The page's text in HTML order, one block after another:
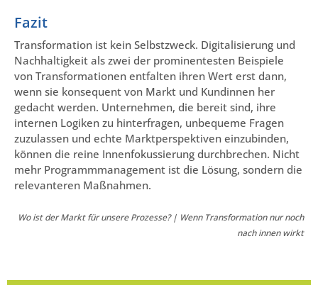
Fazit
Transformation ist kein Selbstzweck. Digitalisierung und
Nachhaltigkeit als zwei der prominentesten Beispiele
von Transformationen entfalten ihren Wert erst dann,
wenn sie konsequent von Markt und Kundinnen her
gedacht werden. Unternehmen, die bereit sind, ihre
internen Logiken zu hinterfragen, unbequeme Fragen
zuzulassen und echte Marktperspektiven einzubinden,
können die reine Innenfokussierung durchbrechen. Nicht
mehr Programmmanagement ist die Lösung, sondern die
relevanteren Maßnahmen.
Wo ist der Markt für unsere Prozesse? | Wenn Transformation nur noch
nach innen wirkt